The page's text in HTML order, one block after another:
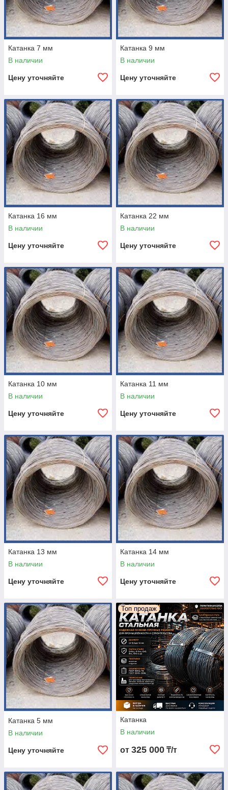
Катанка 7 мм
В наличии
Цену уточняйте
Катанка 9 мм
В наличии
Цену уточняйте
Катанка 16 мм
В наличии
Цену уточняйте
Катанка 22 мм
В наличии
Цену уточняйте
Катанка 10 мм
В наличии
Цену уточняйте
Катанка 11 мм
В наличии
Цену уточняйте
Катанка 13 мм
В наличии
Цену уточняйте
Катанка 14 мм
В наличии
Цену уточняйте
Катанка 5 мм
В наличии
Цену уточняйте
Топ продаж
Катанка
В наличии
от 325 000 ₸/т